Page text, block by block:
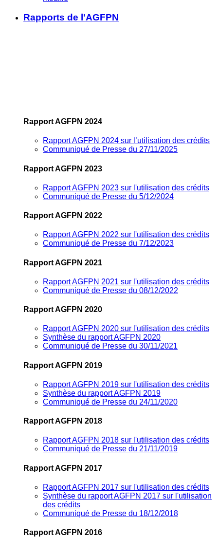
Rapports de l'AGFPN
Rapport AGFPN 2024
Rapport AGFPN 2024 sur l’utilisation des crédits
Communiqué de Presse du 27/11/2025
Rapport AGFPN 2023
Rapport AGFPN 2023 sur l'utilisation des crédits
Communiqué de Presse du 5/12/2024
Rapport AGFPN 2022
Rapport AGFPN 2022 sur l'utilisation des crédits
Communiqué de Presse du 7/12/2023
Rapport AGFPN 2021
Rapport AGFPN 2021 sur l'utilisation des crédits
Communiqué de Presse du 08/12/2022
Rapport AGFPN 2020
Rapport AGFPN 2020 sur l'utilisation des crédits
Synthèse du rapport AGFPN 2020
Communiqué de Presse du 30/11/2021
Rapport AGFPN 2019
Rapport AGFPN 2019 sur l'utilisation des crédits
Synthèse du rapport AGFPN 2019
Communiqué de Presse du 24/11/2020
Rapport AGFPN 2018
Rapport AGFPN 2018 sur l'utilisation des crédits
Communiqué de Presse du 21/11/2019
Rapport AGFPN 2017
Rapport AGFPN 2017 sur l'utilisation des crédits
Synthèse du rapport AGFPN 2017 sur l'utilisation
des crédits
Communiqué de Presse du 18/12/2018
Rapport AGFPN 2016